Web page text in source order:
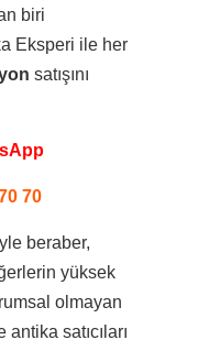
biri
Eksperi ile her
satışını
70
beraber,
yüksek
olmayan
satıcıları